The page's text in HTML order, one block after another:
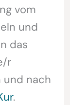
vom
und
das
r
und nach
.